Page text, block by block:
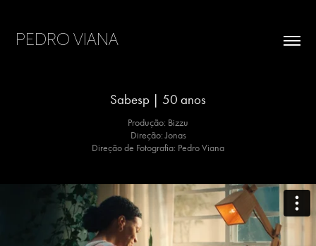
PEDRO VIANA
Sabesp | 50 anos
Produção: Bizzu
Direção: Jonas
Direção de Fotografia: Pedro Viana